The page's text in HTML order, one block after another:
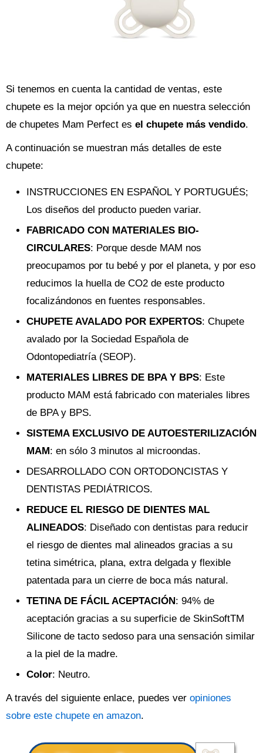
Si tenemos en cuenta la cantidad de ventas, este
chupete es la mejor opción ya que en nuestra selección
de chupetes Mam Perfect es el chupete más vendido.
A continuación se muestran más detalles de este
chupete:
INSTRUCCIONES EN ESPAÑOL Y PORTUGUÉS;
Los diseños del producto pueden variar.
FABRICADO CON MATERIALES BIO-
CIRCULARES: Porque desde MAM nos
preocupamos por tu bebé y por el planeta, y por eso
reducimos la huella de CO2 de este producto
focalizándonos en fuentes responsables.
CHUPETE AVALADO POR EXPERTOS: Chupete
avalado por la Sociedad Española de
Odontopediatría (SEOP).
MATERIALES LIBRES DE BPA Y BPS: Este
producto MAM está fabricado con materiales libres
de BPA y BPS.
SISTEMA EXCLUSIVO DE AUTOESTERILIZACIÓN
MAM: en sólo 3 minutos al microondas.
DESARROLLADO CON ORTODONCISTAS Y
DENTISTAS PEDIÁTRICOS.
REDUCE EL RIESGO DE DIENTES MAL
ALINEADOS: Diseñado con dentistas para reducir
el riesgo de dientes mal alineados gracias a su
tetina simétrica, plana, extra delgada y flexible
patentada para un cierre de boca más natural.
TETINA DE FÁCIL ACEPTACIÓN: 94% de
aceptación gracias a su superficie de SkinSoftTM
Silicone de tacto sedoso para una sensación similar
a la piel de la madre.
Color: Neutro.
A través del siguiente enlace, puedes ver opiniones
sobre este chupete en amazon.